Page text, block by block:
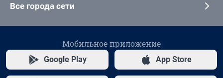
Все города сети
Мобильное приложение
Google Play App Store